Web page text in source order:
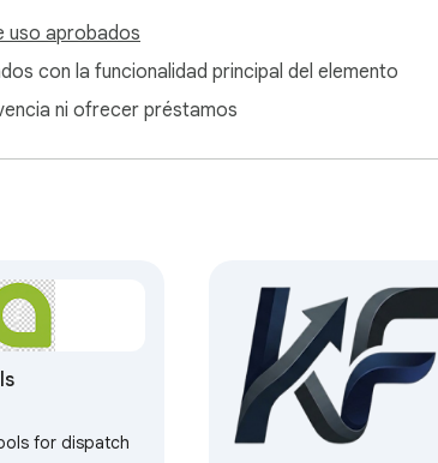
uso aprobados
con la funcionalidad principal del elemento
ni ofrecer préstamos
for dispatch